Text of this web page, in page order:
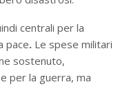
centrali per la
pace. Le spese militari
sostenuto,
per la guerra, ma